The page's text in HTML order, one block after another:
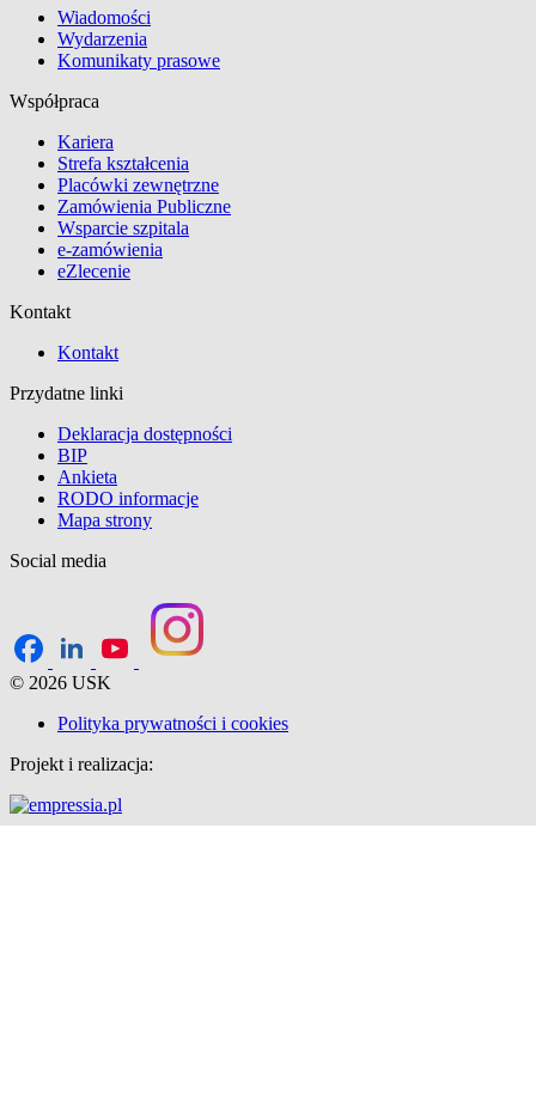
Wiadomości
Wydarzenia
Komunikaty prasowe
Współpraca
Kariera
Strefa kształcenia
Placówki zewnętrzne
Zamówienia Publiczne
Wsparcie szpitala
e-zamówienia
eZlecenie
Kontakt
Kontakt
Przydatne linki
Deklaracja dostępności
BIP
Ankieta
RODO informacje
Mapa strony
Social media
© 2026 USK
Polityka prywatności i cookies
Projekt i realizacja: